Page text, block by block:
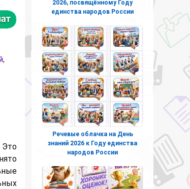
,
Это
2026, посвящённому Году
единства народов России
Речевые облачка на День
знаний 2026 к Году единства
народов России